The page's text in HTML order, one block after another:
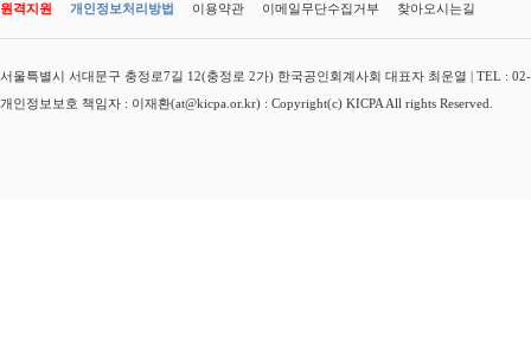
원격지원 개인정보처리방법 이용약관 이메일무단수집거부 찾아오시는길
서울특별시 서대문구 충정로7길 12(충정로 2가) 한국공인회계사회 대표자 최운열 | TEL :
개인정보보호 책임자 : 이재환(at@kicpa.or.kr) : Copyright(c) KICPA All rights Reserved.